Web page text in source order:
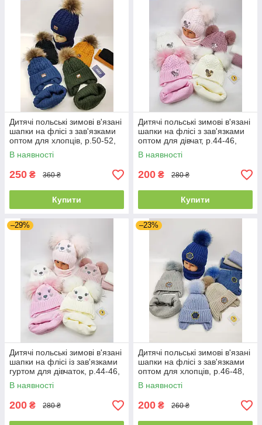
Дитячі польські зимові в'язані
шапки на флісі з зав'язками
оптом для хлопців, р.50-52,
Agbo
В наявності
250 ₴ 360 ₴
Купити
Дитячі польські зимові в'язані
шапки на флісі з зав'язками
оптом для дівчат, р.44-46,
Ambra (Польща)
В наявності
200 ₴ 280 ₴
Купити
–29%
Дитячі польські зимові в'язані
шапки на флісі із зав'язками
гуртом для дівчаток, р.44-46,
Ambra (Польща)
В наявності
200 ₴ 280 ₴
–23%
Дитячі польські зимові в'язані
шапки на флісі з зав'язками
оптом для хлопців, р.46-48,
Ambra (Польща)
В наявності
200 ₴ 260 ₴